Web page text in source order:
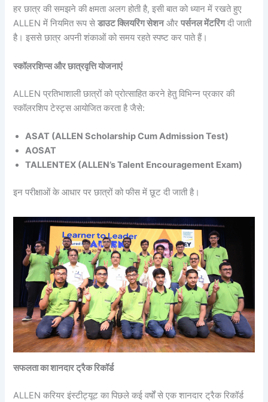
हर छात्र की समझने की क्षमता अलग होती है, इसी बात को ध्यान में रखते हुए
ALLEN में नियमित रूप सेडाउट क्लियरिंग सेशनऔरपर्सनल मेंटरिंगदी जाती
है। इससे छात्र अपनी शंकाओं को समय रहते स्पष्ट कर पाते हैं।
स्कॉलरशिप्स और छात्रवृत्ति योजनाएं
ALLEN प्रतिभाशाली छात्रों को प्रोत्साहित करने हेतु विभिन्न प्रकार की
स्कॉलरशिप टेस्ट्स आयोजित करता है जैसे:
ASAT (ALLEN Scholarship Cum Admission Test)
AOSAT
TALLENTEX (ALLEN’s Talent Encouragement Exam)
इन परीक्षाओं के आधार पर छात्रों को फीस में छूट दी जाती है।
सफलता का शानदार ट्रैक रिकॉर्ड
ALLEN करियर इंस्टीट्यूट का पिछले कई वर्षों से एक शानदार ट्रैक रिकॉर्ड